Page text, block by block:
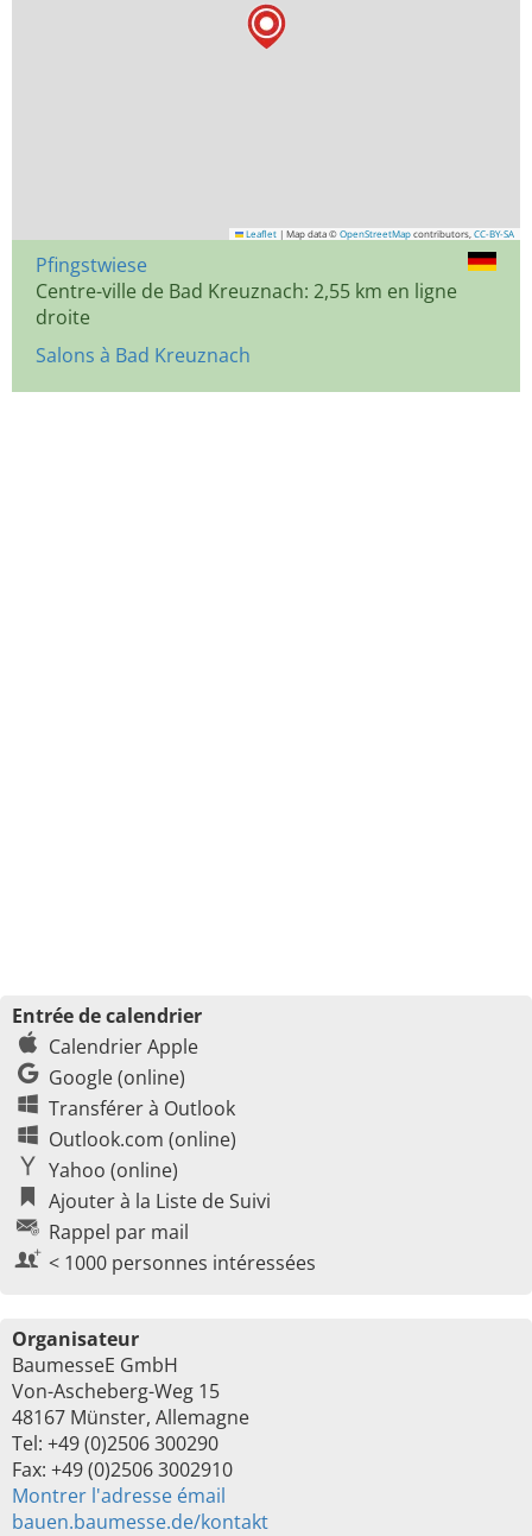
Leaflet | Map data © OpenStreetMap contributors, CC-BY-SA
Pfingstwiese
Centre-ville de Bad Kreuznach: 2,55 km en ligne
droite
Salons à Bad Kreuznach
Entrée de calendrier
Calendrier Apple
Google (online)
Transférer à Outlook
Outlook.com (online)
Yahoo (online)
Ajouter à la Liste de Suivi
Rappel par mail
< 1000 personnes intéressées
Organisateur
BaumesseE GmbH
Von-Ascheberg-Weg 15
48167 Münster, Allemagne
Tel: +49 (0)2506 300290
Fax: +49 (0)2506 3002910
Montrer l'adresse émail
bauen.baumesse.de/kontakt